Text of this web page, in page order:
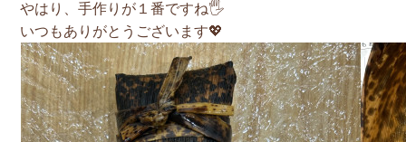
やはり、手作りが１番ですね🖐️
いつもありがとうございます💖